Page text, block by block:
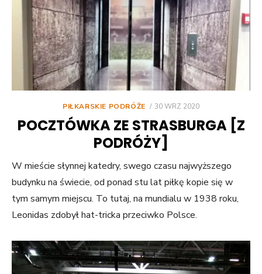
PIŁKARSKIE PODRÓŻE
POSTED
30 WRZ 2020
POCZTÓWKA ZE STRASBURGA [Z
PODRÓŻY]
W mieście słynnej katedry, swego czasu najwyższego
budynku na świecie, od ponad stu lat piłkę kopie się w
tym samym miejscu. To tutaj, na mundialu w 1938 roku,
Leonidas zdobył hat-tricka przeciwko Polsce.